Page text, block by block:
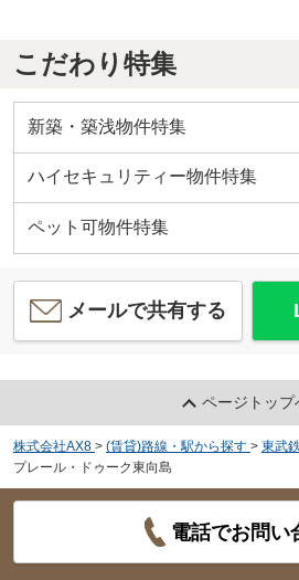
こだわり特集
新築・築浅物件特集
ハイセキュリティー物件特集
ペット可物件特集
メールで共有する
ページトップ
株式会社AX8 > (賃貸)路線・駅から探す > 東武
プレール・ドゥーク東向島
電話でお問い